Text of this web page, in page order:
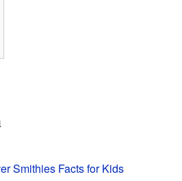
Smithies Facts for Kids